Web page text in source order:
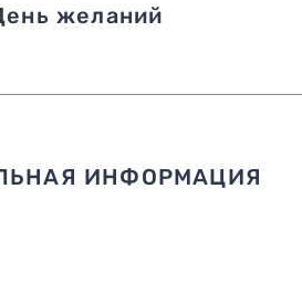
желаний
ИНФОРМАЦИЯ